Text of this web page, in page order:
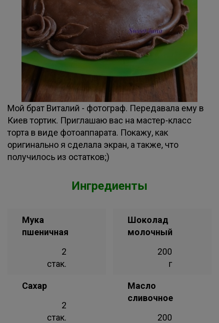
Мой брат Виталий - фотограф. Передавала ему в
Киев тортик. Приглашаю вас на мастер-класс
торта в виде фотоаппарата. Покажу, как
оригинально я сделала экран, а также, что
получилось из остатков;)
Ингредиенты
Мука
пшеничная
2
стак.
Сахар
2
стак.
Шоколад
молочный
200
г
Масло
сливочное
200